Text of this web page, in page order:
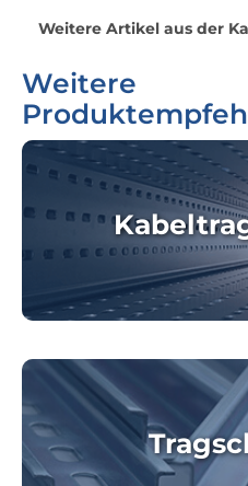
Weitere Artikel aus der
Weitere